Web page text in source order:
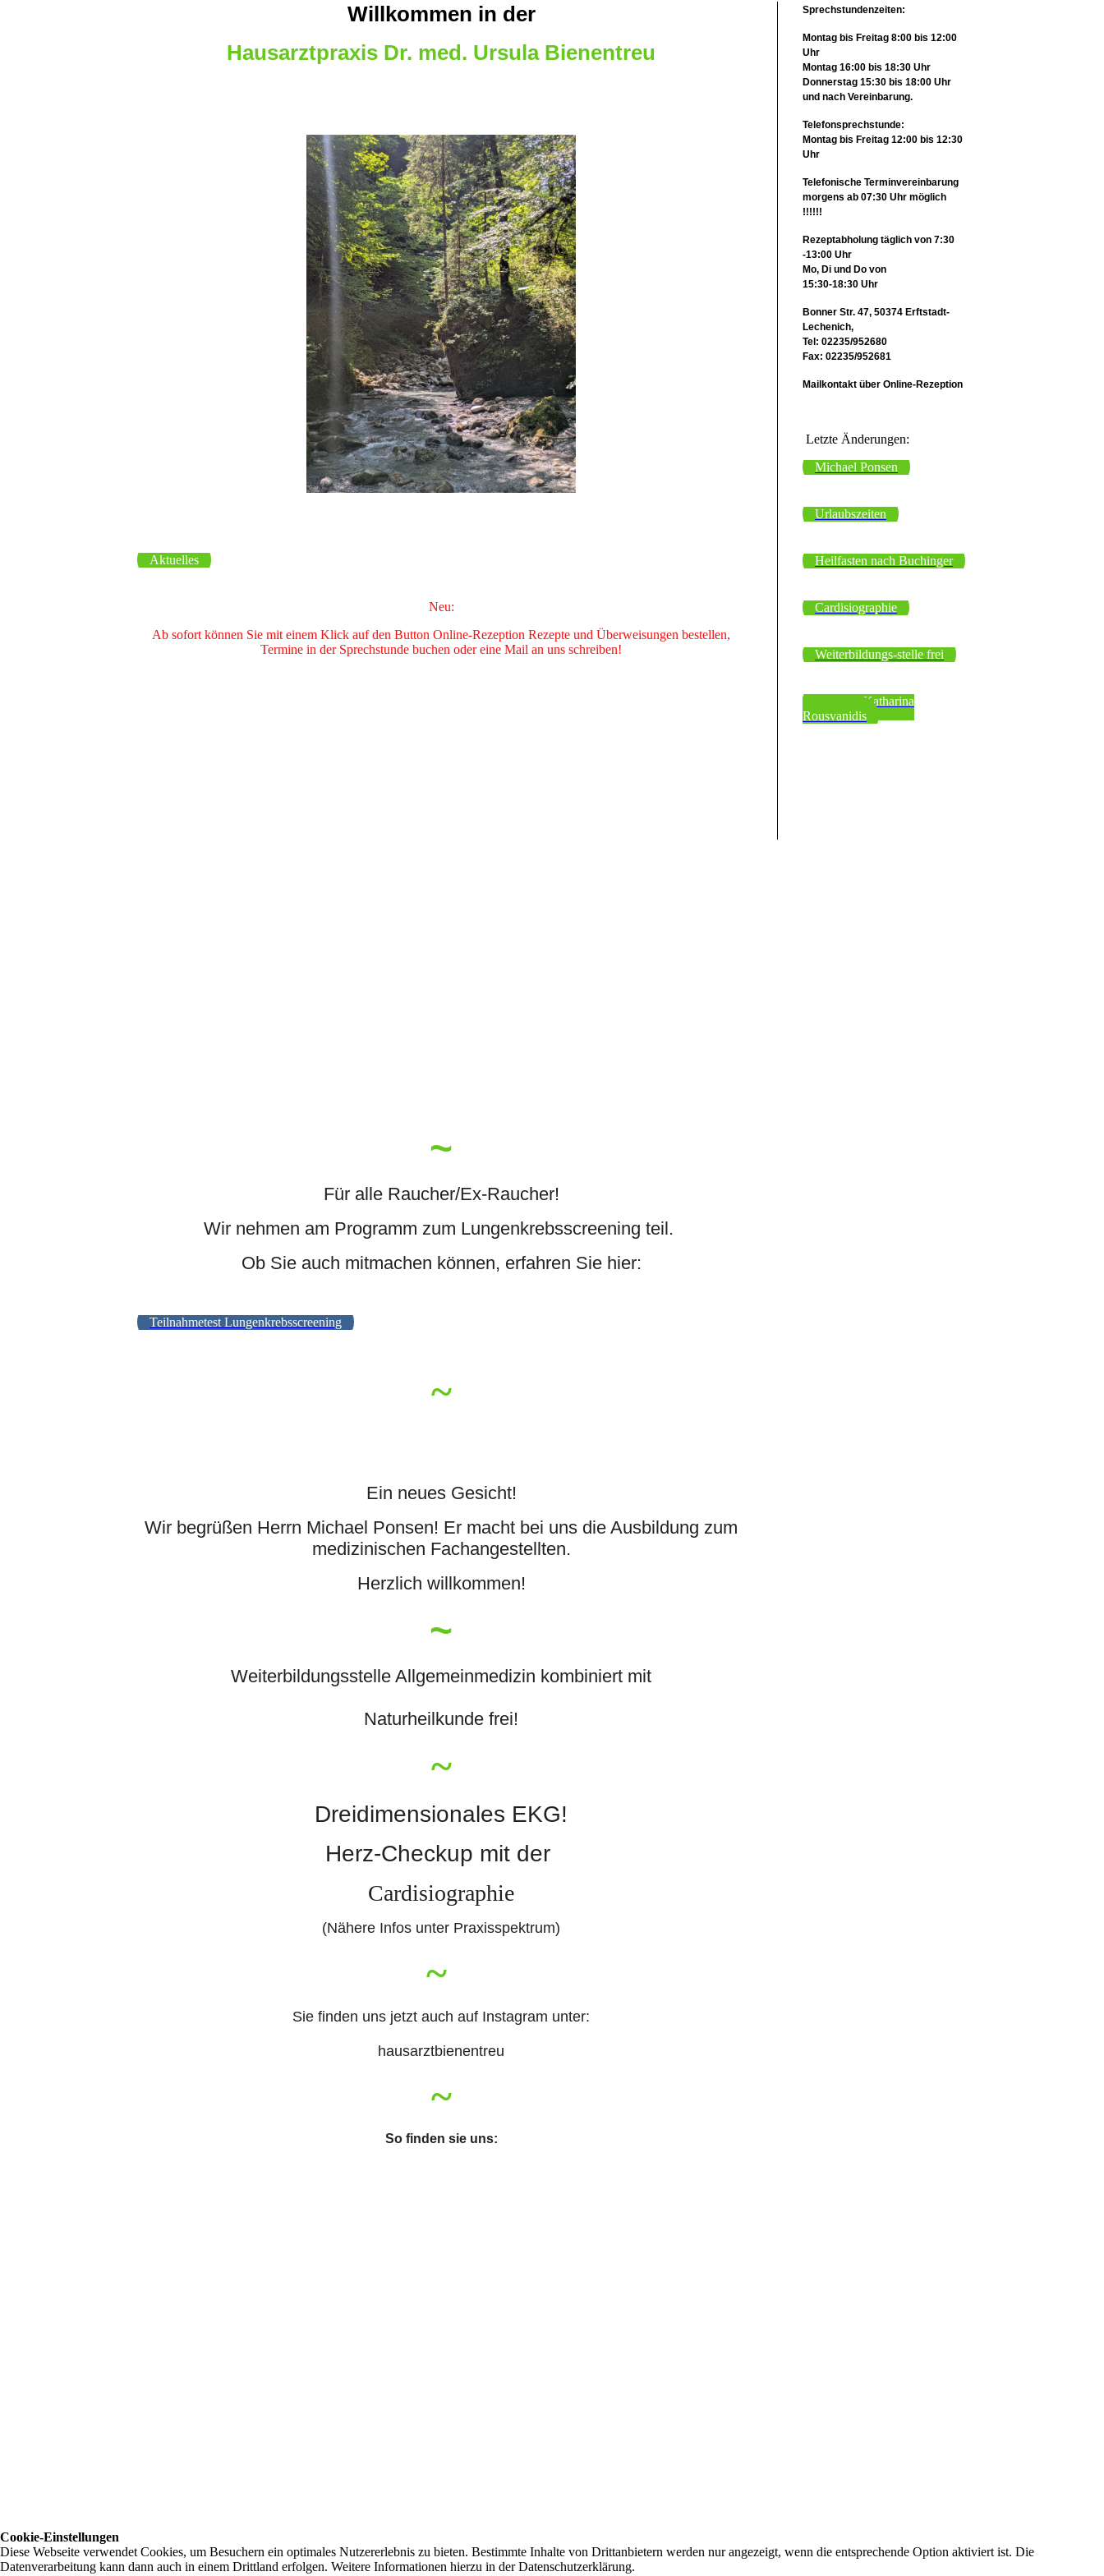
Willkommen in der
Hausarztpraxis Dr. med. Ursula Bienentreu
Aktuelles
Neu:
Ab sofort können Sie mit einem Klick auf den Button Online-Rezeption Rezepte und Überweisungen bestellen,
Termine in der Sprechstunde buchen oder eine Mail an uns schreiben!
~
Für alle Raucher/Ex-Raucher!
Wir nehmen am Programm zum Lungenkrebsscreening teil.
Ob Sie auch mitmachen können, erfahren Sie hier:
Teilnahmetest Lungenkrebsscreening
~
Ein neues Gesicht!
Wir begrüßen Herrn Michael Ponsen! Er macht bei uns die Ausbildung zum
medizinischen Fachangestellten.
Herzlich willkommen!
~
Weiterbildungsstelle Allgemeinmedizin kombiniert mit
Naturheilkunde frei!
~
Dreidimensionales EKG!
Herz-Checkup mit der
Cardisiographie
(Nähere Infos unter Praxisspektrum)
~
Sie finden uns jetzt auch auf Instagram unter:
hausarztbienentreu
~
So finden sie uns:
Sprechstundenzeiten:
Montag bis Freitag 8:00 bis 12:00
Uhr
Montag 16:00 bis 18:30 Uhr
Donnerstag 15:30 bis 18:00 Uhr
und nach Vereinbarung.
Telefonsprechstunde:
Montag bis Freitag 12:00 bis 12:30
Uhr
Telefonische Terminvereinbarung
morgens ab 07:30 Uhr möglich
!!!!!!
Rezeptabholung täglich von 7:30
-13:00 Uhr
Mo, Di und Do von
15:30-18:30 Uhr
Bonner Str. 47, 50374 Erftstadt-
Lechenich,
Tel: 02235/952680
Fax: 02235/952681
Mailkontakt über Online-Rezeption
Letzte Änderungen:
Michael Ponsen
Urlaubszeiten
Heilfasten nach Buchinger
Cardisiographie
Weiterbildungs-stelle frei
Dr. med. Katharina
Rousvanidis
Cookie-Einstellungen
Diese Webseite verwendet Cookies, um Besuchern ein optimales Nutzererlebnis zu bieten. Bestimmte Inhalte von Drittanbietern werden nur angezeigt, wenn die entsprechende Option aktiviert ist. Die
Datenverarbeitung kann dann auch in einem Drittland erfolgen. Weitere Informationen hierzu in der Datenschutzerklärung.